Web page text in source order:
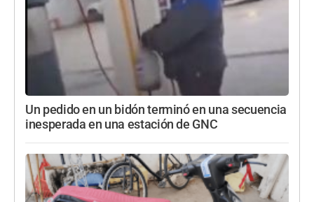
Un pedido en un bidón terminó en una secuencia
inesperada en una estación de GNC